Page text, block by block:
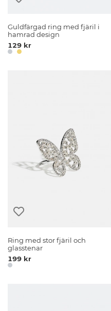
Guldfärgad ring med fjäril i
hamrad design
129 kr
Ring med stor fjäril och
glasstenar
199 kr